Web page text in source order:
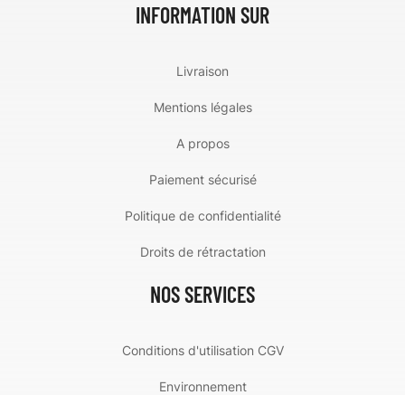
INFORMATION SUR
Livraison
Mentions légales
A propos
Paiement sécurisé
Politique de confidentialité
Droits de rétractation
NOS SERVICES
Conditions d'utilisation CGV
Environnement